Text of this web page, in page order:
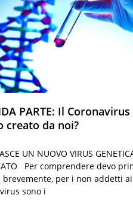
PARTE: Il
creato da noi?
UN NUOVO VIRUS
Per comprendere devo
brevemente, per i non addetti
sono i